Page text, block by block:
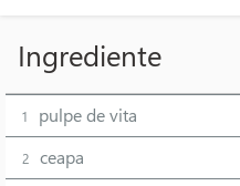
Ingrediente
1 pulpe de vita
2 ceapa